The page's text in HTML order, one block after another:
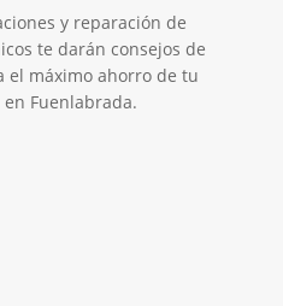
y reparación de
te darán consejos de
el máximo ahorro de tu
Fuenlabrada.